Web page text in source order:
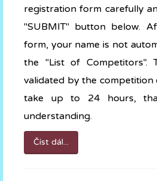
registration form carefully
"SUBMIT" button below.
form, your name is not
the "List of Competitors".
validated by the competition
take up to 24 hours,
understanding.
Číst dál...